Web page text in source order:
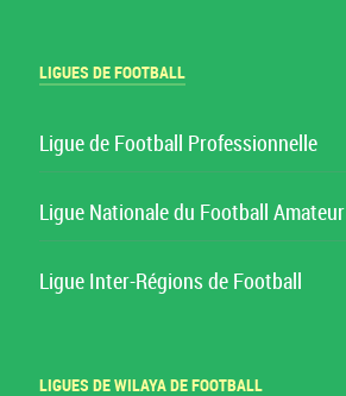
LIGUES DE FOOTBALL
Ligue de Football Professionnelle
Ligue Nationale du Football Amateur
Ligue Inter-Régions de Football
LIGUES DE WILAYA DE FOOTBALL